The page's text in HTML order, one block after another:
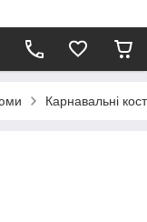
Карнавальні